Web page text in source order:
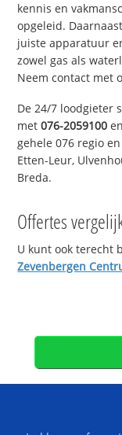
kennis en
opgeleid.
juiste apparatuur
zowel gas als
Neem contact met
De 24/7 loodgieter
met076-2059100
gehele 076 regio
Etten-Leur,
Breda.
Offertes
U kunt ook terecht
Zevenbergen